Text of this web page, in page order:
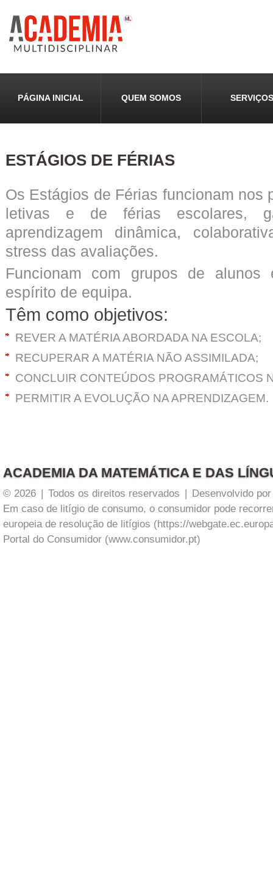
PÁGINA INICIAL QUEM SOMOS SERVIÇOS
ESTÁGIOS DE FÉRIAS
Os Estágios de Férias funcionam nos
letivas e de férias escolares,
aprendizagem dinâmica,
stress das avaliações.
Funcionam com grupos de
espírito de equipa.
Têm como objetivos:
REVER A MATÉRIA ABORDADA NA ESCOLA;
RECUPERAR A MATÉRIA NÃO ASSIMILADA;
CONCLUIR CONTEÚDOS PROGRAMÁTICOS
PERMITIR A EVOLUÇÃO NA APRENDIZAGEM.
ACADEMIA DA MATEMÁTICA E DAS
© 2026 | Todos os direitos reservados | Desenvolvido
Em caso de litígio de consumo, o consumidor pode
europeia de resolução de litígios (https://
Portal do Consumidor (www.consumidor.pt)